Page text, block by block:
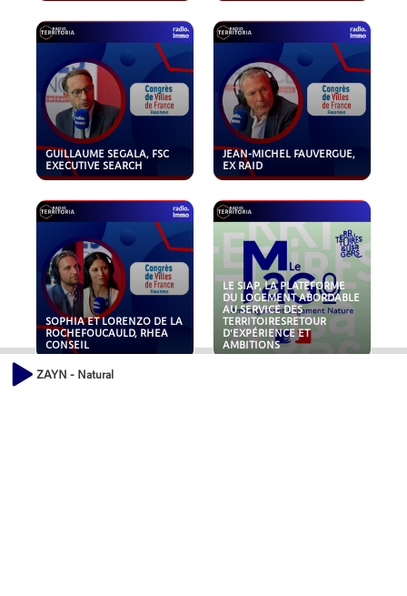
GUILLAUME SEGALA, FSC
EXECUTIVE SEARCH
JEAN-MICHEL FAUVERGUE,
EX RAID
SOPHIA ET LORENZO DE LA
ROCHEFOUCAULD, RHEA
CONSEIL
LE SIAP, LA PLATEFORME
DU LOGEMENT ABORDABLE
AU SERVICE DES
TERRITOIRESRETOUR
D'EXPÉRIENCE ET
AMBITIONS
ZAYN - Natural